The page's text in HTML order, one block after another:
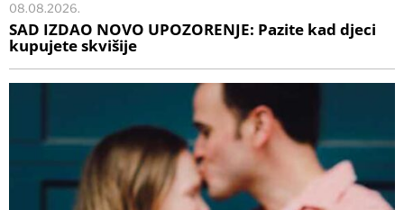
08.08.2026.
SAD IZDAO NOVO UPOZORENJE: Pazite kad djeci
kupujete skvišije